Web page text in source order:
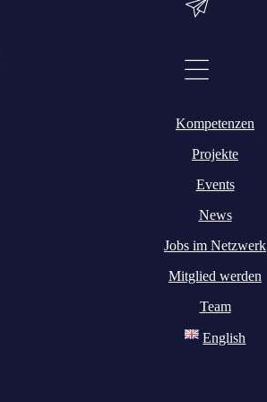
Kompetenzen
Projekte
Events
News
Jobs im Netzwerk
Mitglied werden
Team
English